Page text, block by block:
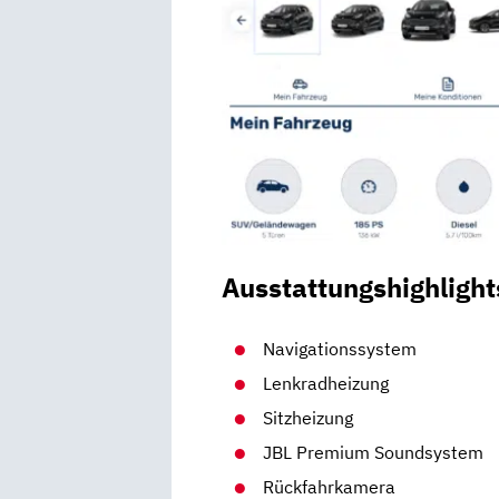
Navigationssystem
Lenkradheizung
Sitzheizung
JBL Premium Soundsystem
Rückfahrkamera